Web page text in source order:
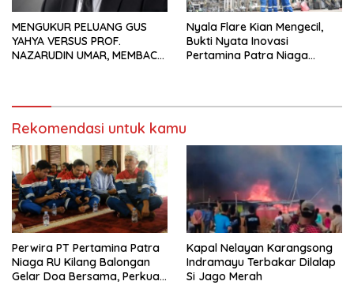
MENGUKUR PELUANG GUS
YAHYA VERSUS PROF.
NAZARUDIN UMAR, MEMBACA
Nyala Flare Kian Mengecil,
Bukti Nyata Inovasi
Pertamina Patra Niaga
Rekomendasi untuk kamu
Perwira PT Pertamina Patra
Niaga RU Kilang Balongan
Gelar Doa Bersama, Perkuat
Kapal Nelayan Karangsong
Indramayu Terbakar Dilalap
Si Jago Merah